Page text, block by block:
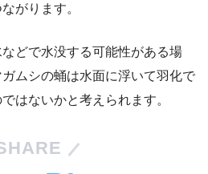
がります。
どで水没する可能性がある場
ムシの蛹は水面に浮いて羽化で
はないかと考えられます。